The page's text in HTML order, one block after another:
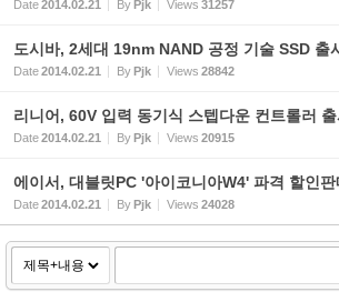
Date2014.02.21 ByPjk Views 31257
도시바, 2세대 19nm NAND 공정 기술 SSD 출시
Date2014.02.21 ByPjk Views 28842
리니어, 60V 입력 동기식 스텝다운 컨트롤러 출
Date2014.02.21 ByPjk Views 20915
에이서, 대블릿PC '아이코니아W4' 파격 할인판
Date2014.02.21 ByPjk Views 24028